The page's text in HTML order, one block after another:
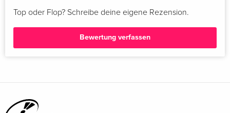
Top oder Flop? Schreibe deine eigene Rezension.
Bewertung verfassen